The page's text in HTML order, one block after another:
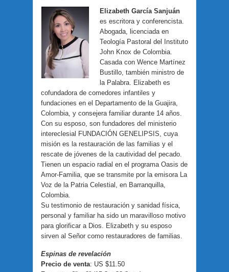
Elizabeth García Sanjuán
es escritora y conferencista.
Abogada, licenciada en
Teología Pastoral del Instituto
John Knox de Colombia.
Casada con Wence Martínez
Bustillo, también ministro de
la Palabra. Elizabeth es
cofundadora de comedores infantiles y
fundaciones en el Departamento de la Guajira,
Colombia, y consejera familiar durante 14 años.
Con su esposo, son fundadores del ministerio
intereclesial FUNDACIÓN GENELIPSIS, cuya
misión es la restauración de las familias y el
rescate de jóvenes de la cautividad del pecado.
Tienen un espacio radial en el programa Oasis de
Amor-Familia, que se transmite por la emisora La
Voz de la Patria Celestial, en Barranquilla,
Colombia.
Su testimonio de restauración y sanidad física,
personal y familiar ha sido un maravilloso motivo
para glorificar a Dios. Elizabeth y su esposo
sirven al Señor como restauradores de familias.
Espinas de revelación
Precio de venta: US $11.50